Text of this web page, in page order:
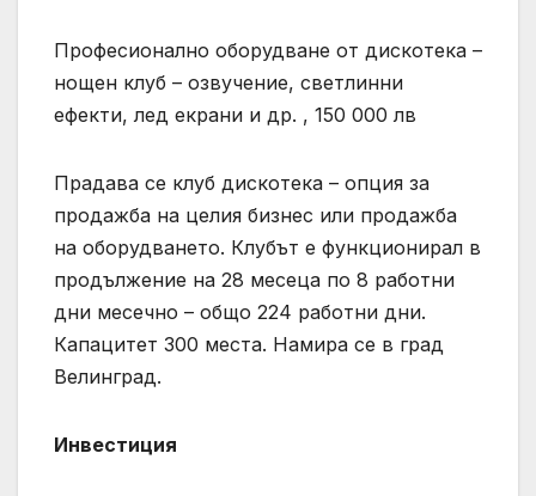
Професионално оборудване от дискотека –
нощен клуб – озвучение, светлинни
ефекти, лед екрани и др. , 150 000 лв
Прадава се клуб дискотека – опция за
продажба на целия бизнес или продажба
на оборудването. Клубът е функционирал в
продължение на 28 месеца по 8 работни
дни месечно – общо 224 работни дни.
Капацитет 300 места. Намира се в град
Велинград.
Инвестиция